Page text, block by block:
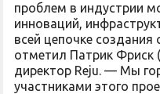
проблем в индустрии
инноваций,
всей цепочке
отметил Патрик Фриск
директор Reju. — Мы
участниками этого